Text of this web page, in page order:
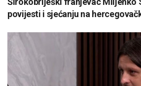
povijesti i sjećanju na